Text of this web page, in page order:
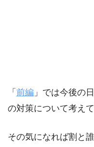
「 前編 」では今後の
の対策について考えて
その気になれば割と